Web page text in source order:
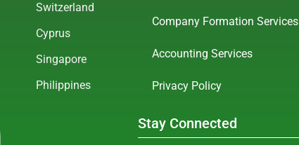
Switzerland
Cyprus
Singapore
Philippines
Company Formation Services
Accounting Services
Privacy Policy
Stay Connected